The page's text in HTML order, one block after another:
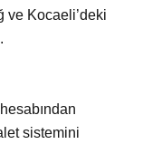
ve Kocaeli’deki
sistemini